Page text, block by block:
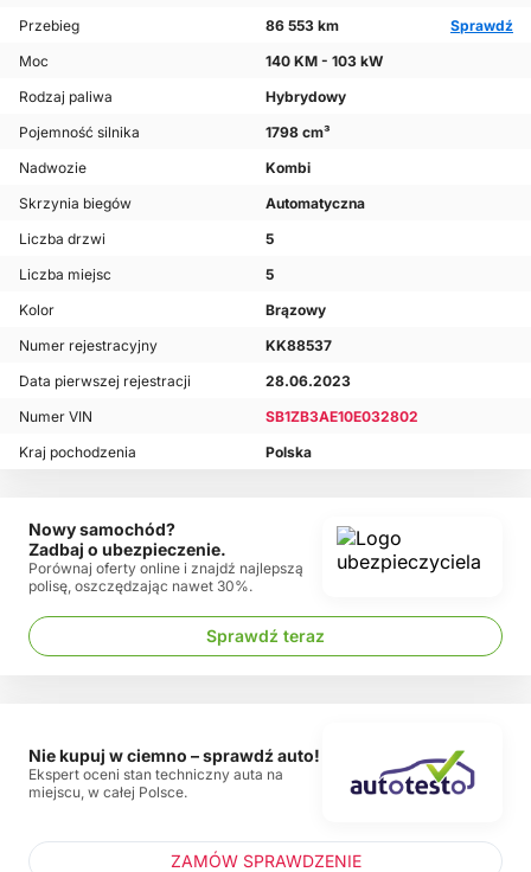
Przebieg
86 553 km
Sprawdź
Moc
140 KM - 103 kW
Rodzaj paliwa
Hybrydowy
Pojemność silnika
1798 cm³
Nadwozie
Kombi
Skrzynia biegów
Automatyczna
Liczba drzwi
5
Liczba miejsc
5
Kolor
Brązowy
Numer rejestracyjny
KK88537
Data pierwszej rejestracji
28.06.2023
Numer VIN
SB1ZB3AE10E032802
Kraj pochodzenia
Polska
Nowy samochód?
Zadbaj o ubezpieczenie.
Porównaj oferty online i znajdź najlepszą
polisę, oszczędzając nawet 30%.
Sprawdź teraz
Nie kupuj w ciemno – sprawdź auto!
Ekspert oceni stan techniczny auta na
miejscu, w całej Polsce.
ZAMÓW SPRAWDZENIE